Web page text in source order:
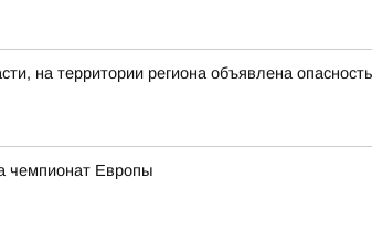
на территории региона объявлена
чемпионат Европы